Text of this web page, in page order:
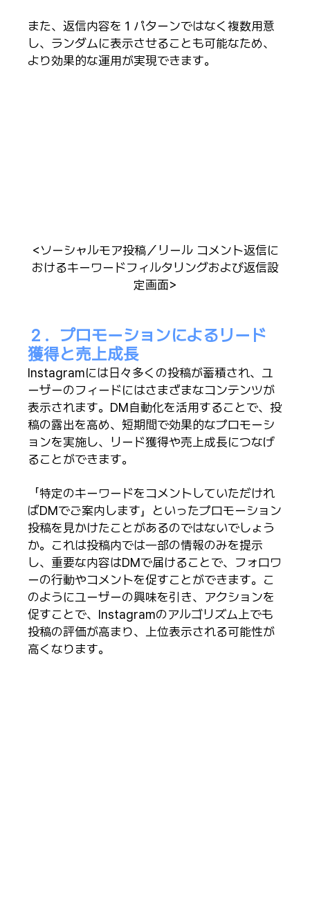
また、返信内容を１パターンではなく複数用意
し、ランダムに表示させることも可能なため、
より効果的な運用が実現できます。
<ソーシャルモア投稿／リール コメント返信に
おけるキーワードフィルタリングおよび返信設
定画面>
２．プロモーションによるリード
獲得と売上成長
Instagramには日々多くの投稿が蓄積され、ユ
ーザーのフィードにはさまざまなコンテンツが
表示されます。DM自動化を活用することで、投
稿の露出を高め、短期間で効果的なプロモーシ
ョンを実施し、リード獲得や売上成長につなげ
ることができます。
「特定のキーワードをコメントしていただけれ
ばDMでご案内します」といったプロモーション
投稿を見かけたことがあるのではないでしょう
か。これは投稿内では一部の情報のみを提示
し、重要な内容はDMで届けることで、フォロワ
ーの行動やコメントを促すことができます。こ
のようにユーザーの興味を引き、アクションを
促すことで、Instagramのアルゴリズム上でも
投稿の評価が高まり、上位表示される可能性が
高くなります。